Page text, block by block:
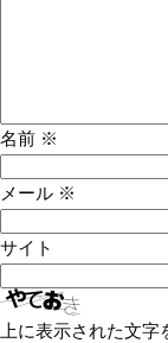
名前 ※
メール ※
サイト
上に表示された文字